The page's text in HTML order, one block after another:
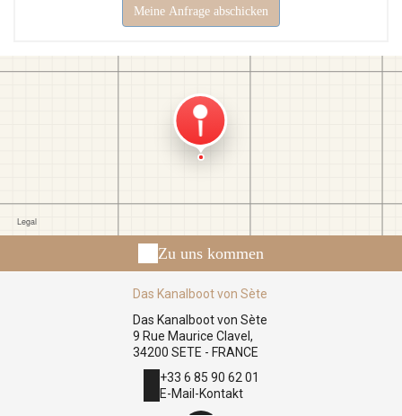
Zu uns kommen
Das Kanalboot von Sète
Das Kanalboot von Sète
9 Rue Maurice Clavel,
34200 SETE - FRANCE
+33 6 85 90 62 01
E-Mail-Kontakt